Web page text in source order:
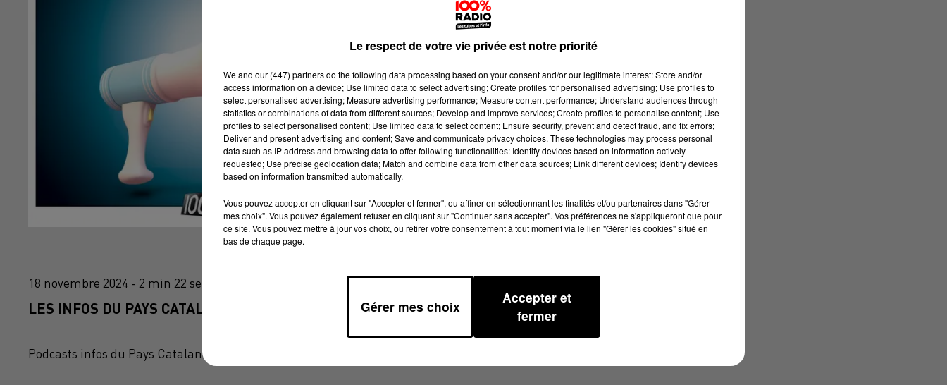
18 novembre 2024 - 2 min 22 sec
LES INFOS DU PAYS CATALAN DU 18/11/2024 À 10H00
Podcasts infos du Pays Catalan
Le respect de votre vie privée est notre priorité
We and our (447) partnersdo the following data processing based on your consent and/or our legitimate interest: Store and/or
access information on a device; Use limited data to select advertising; Create profiles for personalised advertising; Use profiles to
select personalised advertising; Measure advertising performance; Measure content performance; Understand audiences through
statistics or combinations of data from different sources; Develop and improve services; Create profiles to personalise content; Use
profiles to select personalised content; Use limited data to select content; Ensure security, prevent and detect fraud, and fix errors;
Deliver and present advertising and content; Save and communicate privacy choices. These technologies may process personal
data such as IP address and browsing data to offer following functionalities: Identify devices based on information actively
requested; Use precise geolocation data; Match and combine data from other data sources; Link different devices; Identify devices
based on information transmitted automatically.
Vous pouvez accepter en cliquant sur "Accepter et fermer", ou affiner en sélectionnant les finalités et/ou partenaires dans "Gérer
mes choix". Vous pouvez également refuser en cliquant sur "Continuer sans accepter". Vos préférences ne s'appliqueront que pour
ce site. Vous pouvez mettre à jour vos choix, ou retirer votre consentement à tout moment via le lien "Gérer les cookies" situé en
bas de chaque page.
Gérer mes choix
Accepter et
fermer